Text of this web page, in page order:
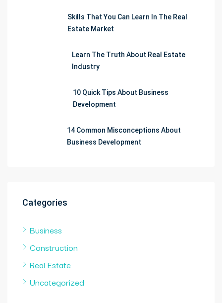
Skills That You Can Learn In The Real
Estate Market
Learn The Truth About Real Estate
Industry
10 Quick Tips About Business
Development
14 Common Misconceptions About
Business Development
Categories
Business
Construction
Real Estate
Uncategorized